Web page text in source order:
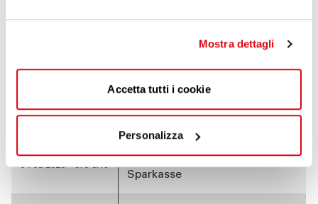
Mostra dettagli
Accetta tutti i cookie
Personalizza
in proprio
12.55
June 2026
04/08/2026 - ore 8.15
S&P assegna rating a
Sparkasse